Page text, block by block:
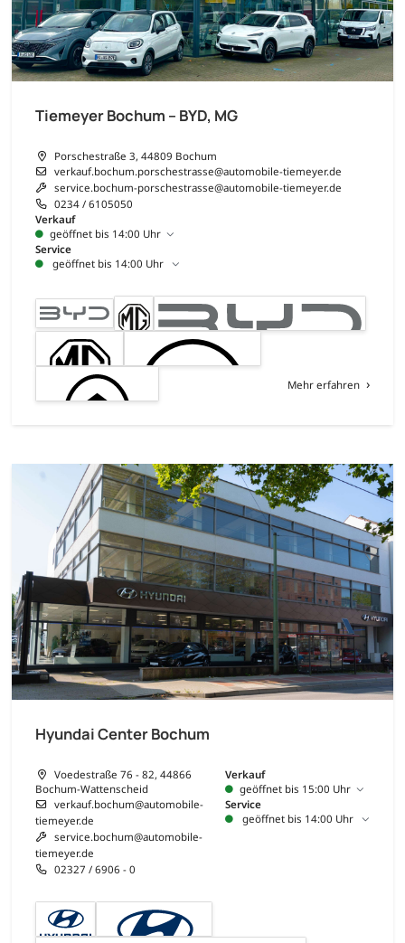
Tiemeyer Bochum – BYD, MG
Porschestraße 3, 44809 Bochum
verkauf.bochum.porschestrasse@automobile-tiemeyer.de
service.bochum-porschestrasse@automobile-tiemeyer.de
0234 / 6105050
Verkauf
geöffnet bis 14:00 Uhr
Service
geöffnet bis 14:00 Uhr
Mehr erfahren
Hyundai Center Bochum
Voedestraße 76 - 82, 44866
Bochum-Wattenscheid
verkauf.bochum@automobile-
tiemeyer.de
service.bochum@automobile-
tiemeyer.de
02327 / 6906 - 0
Verkauf
geöffnet bis 15:00 Uhr
Service
geöffnet bis 14:00 Uhr